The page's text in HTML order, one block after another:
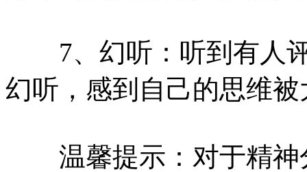
7、幻听：听到有人评
幻听，感到自己的思维
温馨提示：对于精神